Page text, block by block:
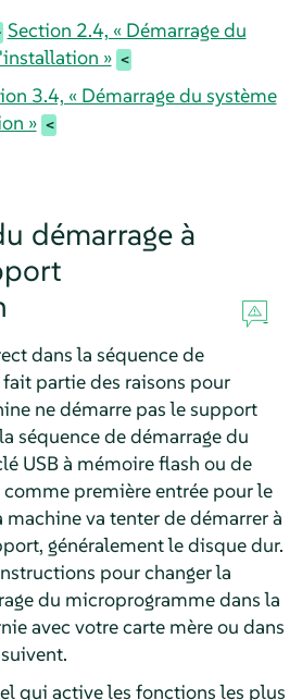
Section 2.4, « Démarrage du
»
3.4, « Démarrage du système
»
démarrage à
dans la séquence de
partie des raisons pour
ne démarre pas le support
séquence de démarrage du
USB à mémoire flash ou de
première entrée pour le
machine va tenter de démarrer à
généralement le disque dur.
pour changer la
du microprogramme dans la
avec votre carte mère ou dans
qui active les fonctions les plus